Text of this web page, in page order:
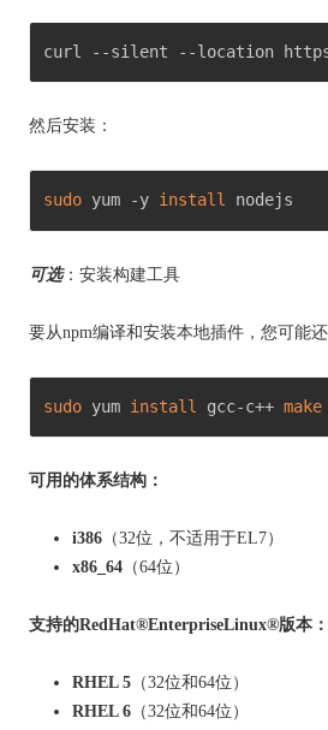
curl --silent --location
然后安装：
sudo yum -y install nodejs
可选：安装构建工具
要从npm编译和安装本地插件，您可能
sudo yum install gcc-c++ make
可用的体系结构：
i386 （32位，不适用于EL7）
x86_64 （64位）
支持的RedHat®EnterpriseLinux®版本：
RHEL 5 （32位和64位）
RHEL 6 （32位和64位）